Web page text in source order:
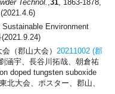
Technol. ,31, 1863-1878,
Environment
（郡山大会）20211002 (郡
涵宇、長谷川拓哉、朝倉祐
doped tungsten suboxide
北大会、ポスター、郡山、